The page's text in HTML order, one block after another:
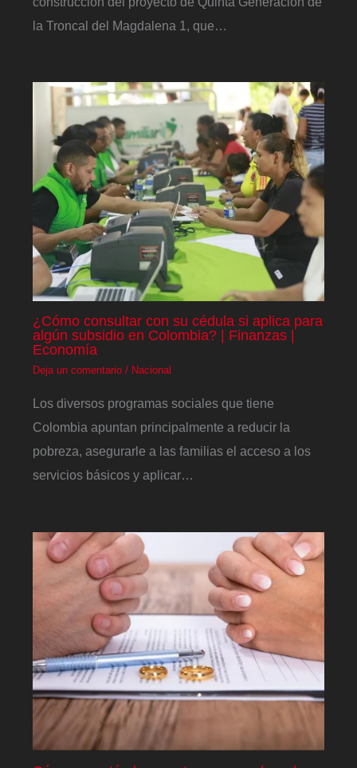
la Troncal del Magdalena 1, que…
¿Cómo consultar con su cédula si aplica para
algún subsidio en Colombia? | Finanzas |
Economía
Deja un comentario / Nacional
Los diversos programas sociales que tiene
Colombia apuntan principalmente a reducir la
pobreza, asegurarle a las familias el acceso a los
servicios básicos y aplicar…